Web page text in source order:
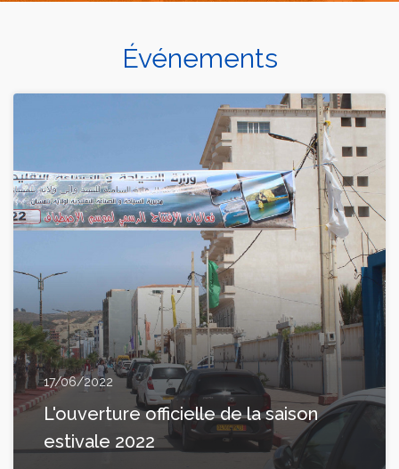
Événements
17/06/2022
L'ouverture officielle de la saison
estivale 2022